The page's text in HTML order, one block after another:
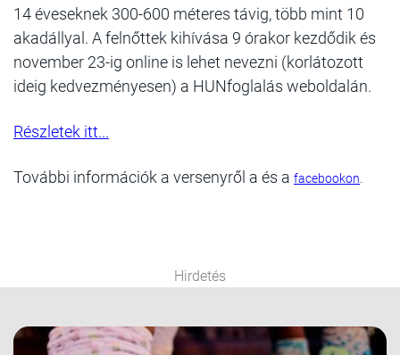
14 éveseknek 300-600 méteres távig, több mint 10
akadállyal. A felnőttek kihívása 9 órakor kezdődik és
november 23-ig online is lehet nevezni (korlátozott
ideig kedvezményesen) a HUNfoglalás weboldalán.
Részletek itt...
További információk a versenyről a és a facebookon.
Hirdetés